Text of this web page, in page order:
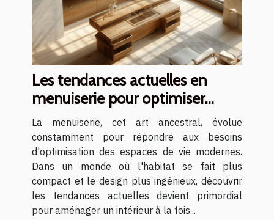
Les tendances actuelles en
menuiserie pour optimiser
votre espace
La menuiserie, cet art ancestral, évolue
constamment pour répondre aux besoins
d'optimisation des espaces de vie modernes.
Dans un monde où l'habitat se fait plus
compact et le design plus ingénieux, découvrir
les tendances actuelles devient primordial
pour aménager un intérieur à la fois...